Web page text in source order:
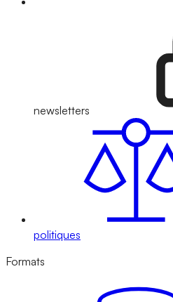
newsletters
politiques
Formats